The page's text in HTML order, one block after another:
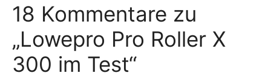
18 Kommentare zu
„Lowepro Pro Roller X
300 im Test“